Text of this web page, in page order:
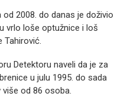
2008. do danas je doživio
vrlo loše optužnice i loš
Tahirović.
Detektoru naveli da je za
u julu 1995. do sada
od 86 osoba.